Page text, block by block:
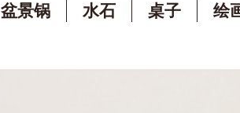
盆景锅 水石 桌子 绘